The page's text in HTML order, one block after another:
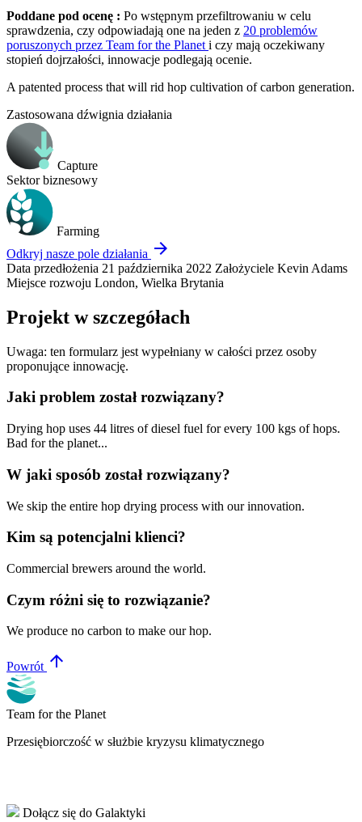
Poddane pod ocenę : Po wstępnym przefiltrowaniu w celu
sprawdzenia, czy odpowiadają one na jeden z 20 problemów
poruszonych przez Team for the Planet i czy mają oczekiwany
stopień dojrzałości, innowacje podlegają ocenie.
A patented process that will rid hop cultivation of carbon generation.
Zastosowana dźwignia działania
Capture
Sektor biznesowy
Farming
Odkryj nasze pole działania arrow_forward
Data przedłożenia 21 października 2022 Założyciele Kevin Adams
Miejsce rozwoju London, Wielka Brytania
Projekt w szczegółach
Uwaga: ten formularz jest wypełniany w całości przez osoby
proponujące innowację.
Jaki problem został rozwiązany?
Drying hop uses 44 litres of diesel fuel for every 100 kgs of hops.
Bad for the planet...
W jaki sposób został rozwiązany?
We skip the entire hop drying process with our innovation.
Kim są potencjalni klienci?
Commercial brewers around the world.
Czym różni się to rozwiązanie?
We produce no carbon to make our hop.
Powrót arrow_upward
Team for the Planet
Przesiębiorczość w służbie kryzysu klimatycznego
Dołącz się do Galaktyki